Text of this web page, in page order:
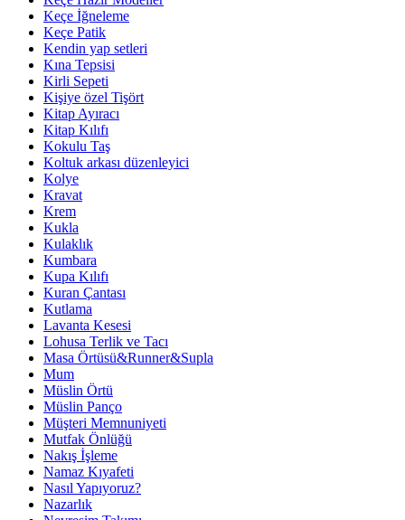
Keçe İğneleme
Keçe Patik
Kendin yap setleri
Kına Tepsisi
Kirli Sepeti
Kişiye özel Tişört
Kitap Ayıracı
Kitap Kılıfı
Kokulu Taş
Koltuk arkası düzenleyici
Kolye
Kravat
Krem
Kukla
Kulaklık
Kumbara
Kupa Kılıfı
Kuran Çantası
Kutlama
Lavanta Kesesi
Lohusa Terlik ve Tacı
Masa Örtüsü&Runner&Supla
Mum
Müslin Örtü
Müslin Panço
Müşteri Memnuniyeti
Mutfak Önlüğü
Nakış İşleme
Namaz Kıyafeti
Nasıl Yapıyoruz?
Nazarlık